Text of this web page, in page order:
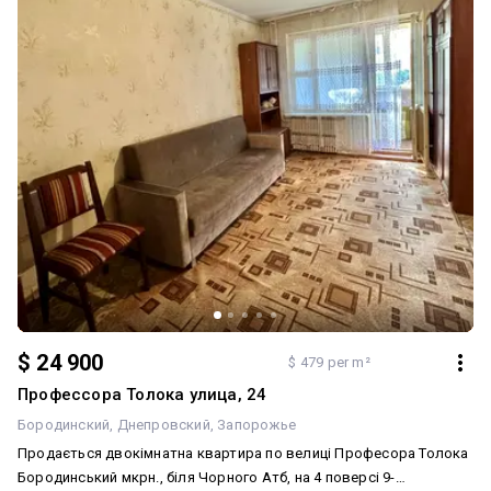
$ 24 900 $ 479 per m²
Профессора Толока улица, 24
Бородинский Днепровский Запорожье
Продається двокімнатна квартира по велиці Професора Толока
Бородинський мкрн., біля Чорного Атб, на 4 поверсі 9-